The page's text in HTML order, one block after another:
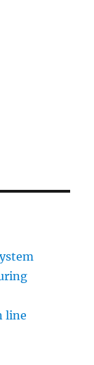
line